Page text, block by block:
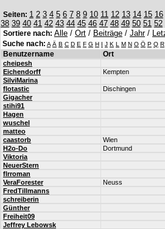
Seiten: 1 2 3 4 5 6 7 8 9 10 11 12 13 14 15 16
38 39 40 41 42 43 44 45 46 47 48 49 50 51 52
Sortiere nach: Alle / Ort / Beiträge / Jahr/
Suche nach: A Ä B C D E F G H I J K L M N O Ö P Q R
Benutzername Ort
cheipesh
Eichendorff
Kempten
SilviMarina
flotastic
Dischingen
Gigacher
stihi91
Hagen
wuschel
matteo
caastorb
Wien
H2o-Do
Dortmund
Viktoria
NeuerStern
flrroman
VeraForester
Neuss
FredTillmanns
schreiberin
Günther
Freiheit09
Jeffrey Lebowsk